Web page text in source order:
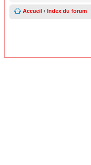
Accueil ‹ Index du forum